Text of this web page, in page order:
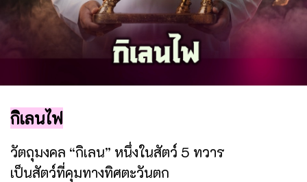
กิเลนไฟ
วัตถุมงคล “กิเลน” หนึ่งในสัตว์ 5 ทวาร
เป็นสัตว์ที่คุมทางทิศตะวันตก